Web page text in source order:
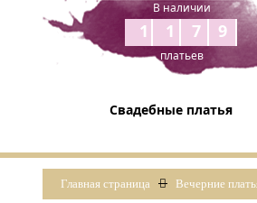
В наличии
1179
платьев
Свадебные платья
Главная страница Вечерние